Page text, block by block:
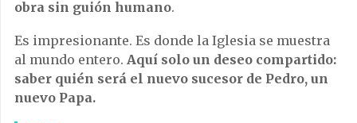
obra sin guión humano.
Es impresionante. Es donde la Iglesia se muestra
al mundo entero. Aquí solo un deseo compartido:
saber quién será el nuevo sucesor de Pedro, un
nuevo Papa.